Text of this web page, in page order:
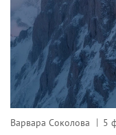
Варвара Соколова 5